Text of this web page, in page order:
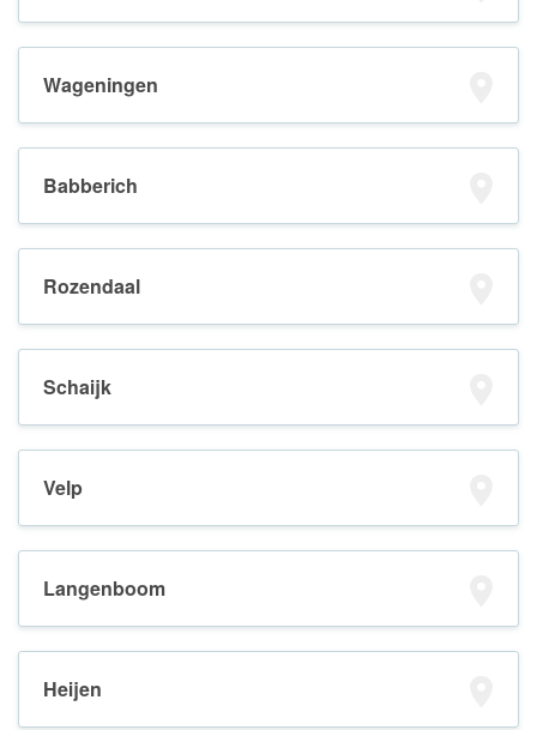
Wageningen
Babberich
Rozendaal
Schaijk
Velp
Langenboom
Heijen